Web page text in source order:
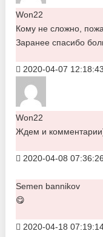
Won22
Кому не сложно,
Заранее спасибо
2020-04-07 12:18:43
Won22
Ждем и
2020-04-08 07:36:26
Semen bannikov
😋
2020-04-18